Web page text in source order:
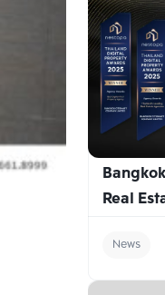
Real
News